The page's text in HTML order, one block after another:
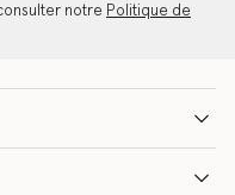
notre Politique de